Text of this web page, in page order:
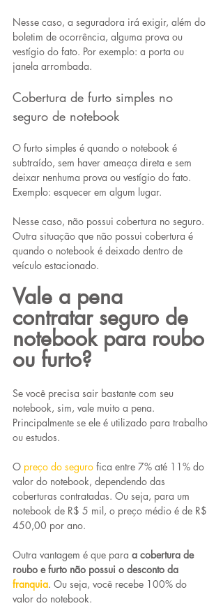
Nesse caso, a seguradora irá exigir, além do
boletim de ocorrência, alguma prova ou
vestígio do fato. Por exemplo: a porta ou
janela arrombada.
Cobertura de furto simples no
seguro de notebook
O furto simples é quando o notebook é
subtraído, sem haver ameaça direta e sem
deixar nenhuma prova ou vestígio do fato.
Exemplo: esquecer em algum lugar.
Nesse caso, não possui cobertura no seguro.
Outra situação que não possui cobertura é
quando o notebook é deixado dentro de
veículo estacionado.
Vale a pena
contratar seguro de
notebook para roubo
ou furto?
Se você precisa sair bastante com seu
notebook, sim, vale muito a pena.
Principalmente se ele é utilizado para trabalho
ou estudos.
O preço do seguro fica entre 7% até 11% do
valor do notebook, dependendo das
coberturas contratadas. Ou seja, para um
notebook de R$ 5 mil, o preço médio é de R$
450,00 por ano.
Outra vantagem é que para a cobertura de
roubo e furto não possui o desconto da
franquia. Ou seja, você recebe 100% do
valor do notebook.